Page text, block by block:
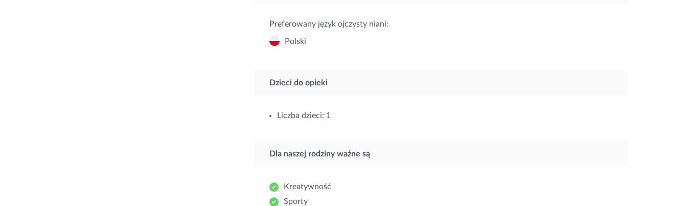
Preferowany język ojczysty niani:
Polski
Dzieci do opieki
Liczba dzieci: 1
Dla naszej rodziny ważne są
Kreatywność
Sporty